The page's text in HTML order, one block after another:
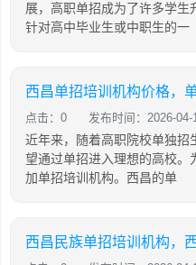
展，高职单招成为了许多学
针对高中毕业生或中职生的一
点击：0 发布时间：2026-04-
近年来，随着高职院校单独招
望通过单招进入理想的高校。
加单招培训机构。西昌的单